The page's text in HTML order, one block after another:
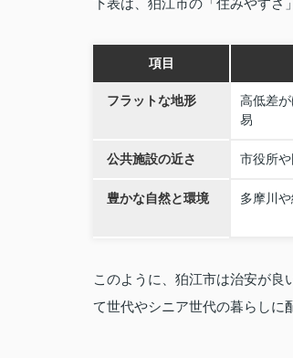
下表は、狛江市の「住みやすさ
項目
フラットな地形
高低差
易
公共施設の近さ 市役所
豊かな自然と環境 多摩川
このように、狛江市は治安が
て世代やシニア世代の暮らしに